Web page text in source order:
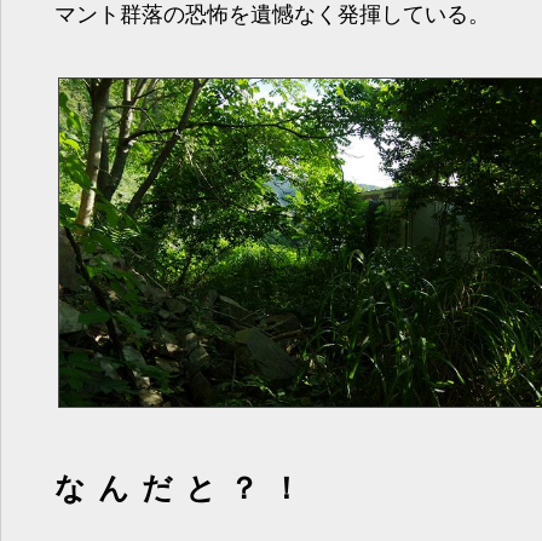
マント群落の恐怖を遺憾なく発揮している。
なんだと？！